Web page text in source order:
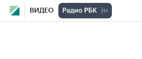
ВИДЕО